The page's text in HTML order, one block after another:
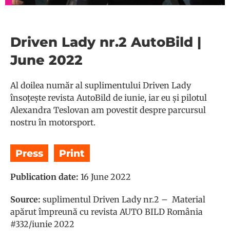
Driven Lady nr.2 AutoBild |
June 2022
Al doilea număr al suplimentului Driven Lady
însoțește revista AutoBild de iunie, iar eu și pilotul
Alexandra Teslovan am povestit despre parcursul
nostru în motorsport.
Press Print
Publication date: 16 June 2022
Source: suplimentul Driven Lady nr.2 – Material
apărut împreună cu revista AUTO BILD România
#332/iunie 2022